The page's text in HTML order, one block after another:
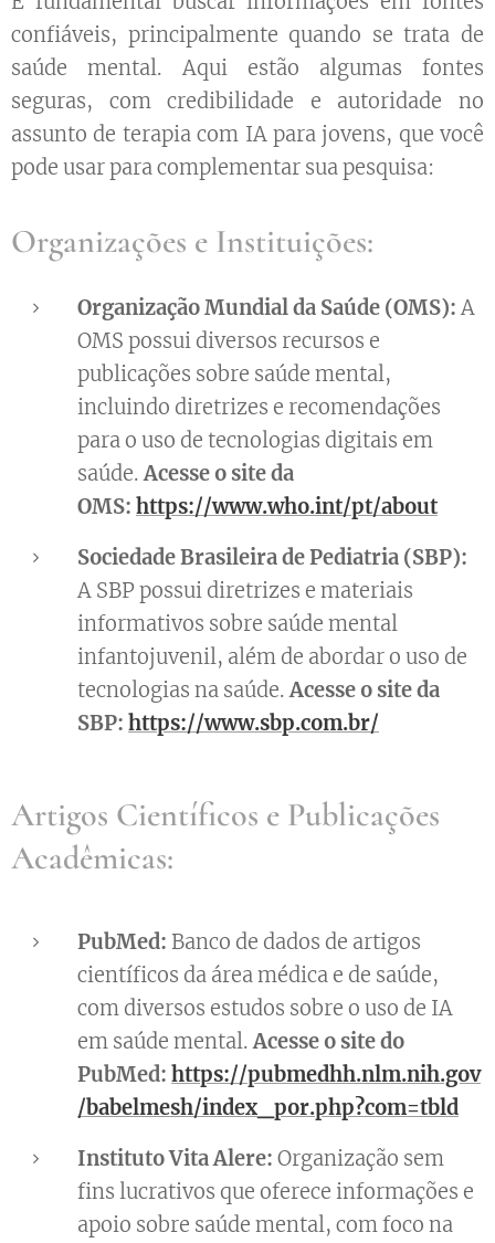
confiáveis, principalmente quando se trata de
saúde mental. Aqui estão algumas fontes
seguras, com credibilidade e autoridade no
assunto de terapia com IA para jovens, que você
pode usar para complementar sua pesquisa:
Organizações e Instituições:
Organização Mundial da Saúde (OMS):A
OMS possui diversos recursos e
publicações sobre saúde mental,
incluindo diretrizes e recomendações
para o uso de tecnologias digitais em
saúde.Acesse o site da
OMS: https://www.who.int/pt/about
Sociedade Brasileira de Pediatria (SBP):
A SBP possui diretrizes e materiais
informativos sobre saúde mental
infantojuvenil, além de abordar o uso de
tecnologias na saúde.Acesse o site da
SBP: https://www.sbp.com.br/
Artigos Científicos e Publicações
Acadêmicas:
PubMed: Banco de dados de artigos
científicos da área médica e de saúde,
com diversos estudos sobre o uso de IA
em saúde mental.Acesse o site do
PubMed: https://pubmedhh.nlm.nih.gov
/babelmesh/index_por.php?com=tbld
Instituto Vita Alere: Organização sem
fins lucrativos que oferece informações e
apoio sobre saúde mental, com foco na